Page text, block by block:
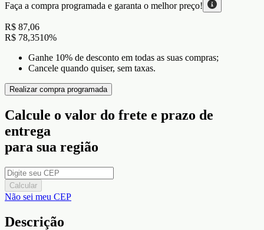
Faça a compra programada e garanta o melhor preço!
R$ 87,06
R$ 78,3510%
Ganhe 10% de desconto em todas as suas compras;
Cancele quando quiser, sem taxas.
Realizar compra programada
Calcule o valor do frete e prazo de
entrega
para sua região
Calcular
Não sei meu CEP
Descrição